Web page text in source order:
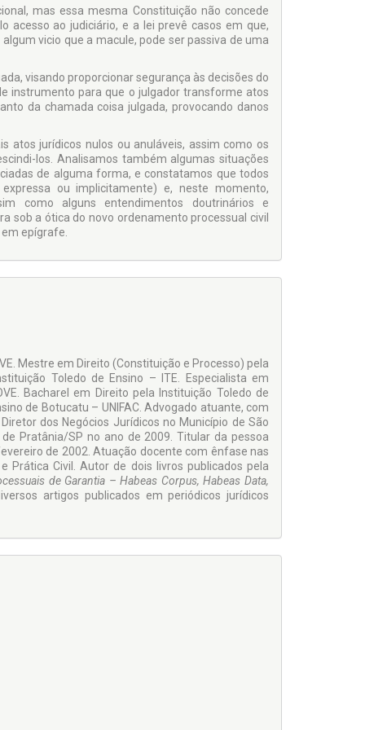
mas essa mesma Constituição não concede
acesso ao judiciário, e a lei prevê casos em que,
vicio que a macule, pode ser passiva de uma
visando proporcionar segurança às decisões do
instrumento para que o julgador transforme atos
da chamada coisa julgada, provocando danos
atos jurídicos nulos ou anuláveis, assim como os
los. Analisamos também algumas situações
de alguma forma, e constatamos que todos
ou implicitamente) e, neste momento,
como alguns entendimentos doutrinários e
sob a ótica do novo ordenamento processual civil
epígrafe.
Mestre em Direito (Constituição e Processo) pela
Toledo de Ensino – ITE. Especialista em
Bacharel em Direito pela Instituição Toledo de
de Botucatu – UNIFAC. Advogado atuante, com
dos Negócios Jurídicos no Município de São
Pratânia/SP no ano de 2009. Titular da pessoa
de 2002. Atuação docente com ênfase nas
Prática Civil. Autor de dois livros publicados pela
de Garantia – Habeas Corpus, Habeas Data,
artigos publicados em periódicos jurídicos